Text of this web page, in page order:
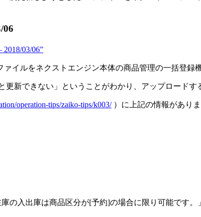
06
03/06”
ァイルをネクストエンジン本体の商品管理の一括登録
と更新できない」ということがわかり、アップロード
operation-tips/zaiko-tips/k003/）に上記の情報があり
の入出庫は商品区分が[予約]の場合に限り可能です。